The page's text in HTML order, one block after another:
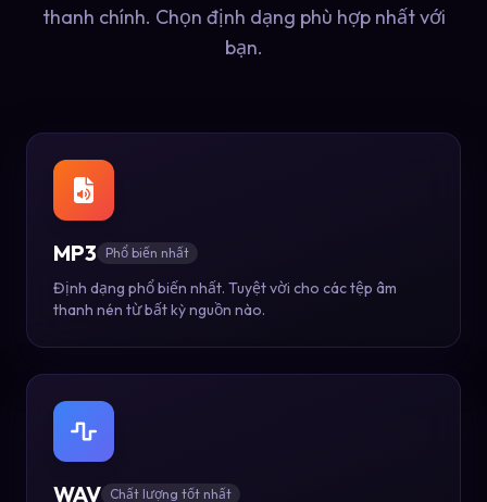
thanh chính. Chọn định dạng phù hợp nhất với
bạn.
MP3 Phổ biến nhất
Định dạng phổ biến nhất. Tuyệt vời cho các tệp âm
thanh nén từ bất kỳ nguồn nào.
WAV Chất lượng tốt nhất